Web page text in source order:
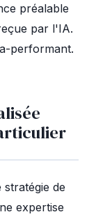
préalable
par l'IA.
performant.
de
expertise